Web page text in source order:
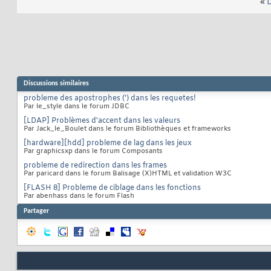
«
Discussions similaires
probleme des apostrophes (') dans les requetes!
Par le_style dans le forum JDBC
[LDAP] Problèmes d'accent dans les valeurs
Par Jack_le_Boulet dans le forum Bibliothèques et frameworks
[hardware][hdd] probleme de lag dans les jeux
Par graphicsxp dans le forum Composants
probleme de redirection dans les frames
Par paricard dans le forum Balisage (X)HTML et validation W3C
[FLASH 8] Probleme de ciblage dans les fonctions
Par abenhass dans le forum Flash
Partager